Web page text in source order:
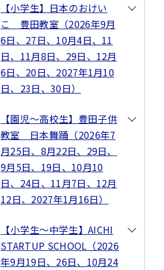
【小学生】日本のおけい
こ 豊田教室（2026年9月
6日、27日、10月4日、11
日、11月8日、29日、12月
6日、20日、2027年1月10
日、23日、30日）
【園児～高校生】豊田子供
教室 日本舞踊（2026年7
月25日、8月22日、29日、
9月5日、19日、10月10
日、24日、11月7日、12月
12日、2027年1月16日）
【小学生～中学生】AICHI
STARTUP SCHOOL（2026
年9月19日、26日、10月24